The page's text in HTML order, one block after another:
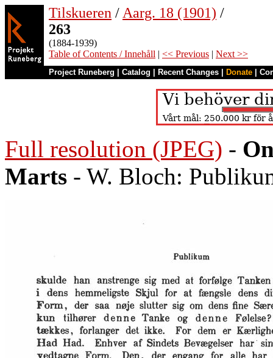
Tilskueren / Aarg. 18 (1901) /
263
(1884-1939)
Table of Contents / Innehåll | << Previous | Next >>
Project Runeberg Catalog Recent Changes Donate
Full resolution (JPEG) -
Marts - W. Bloch: